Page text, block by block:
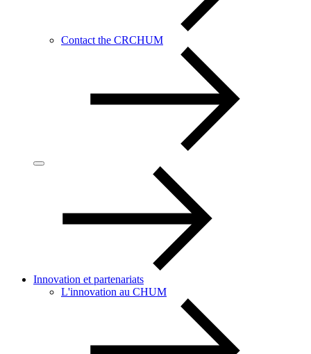
Contact the CRCHUM
Innovation et partenariats
L'innovation au CHUM